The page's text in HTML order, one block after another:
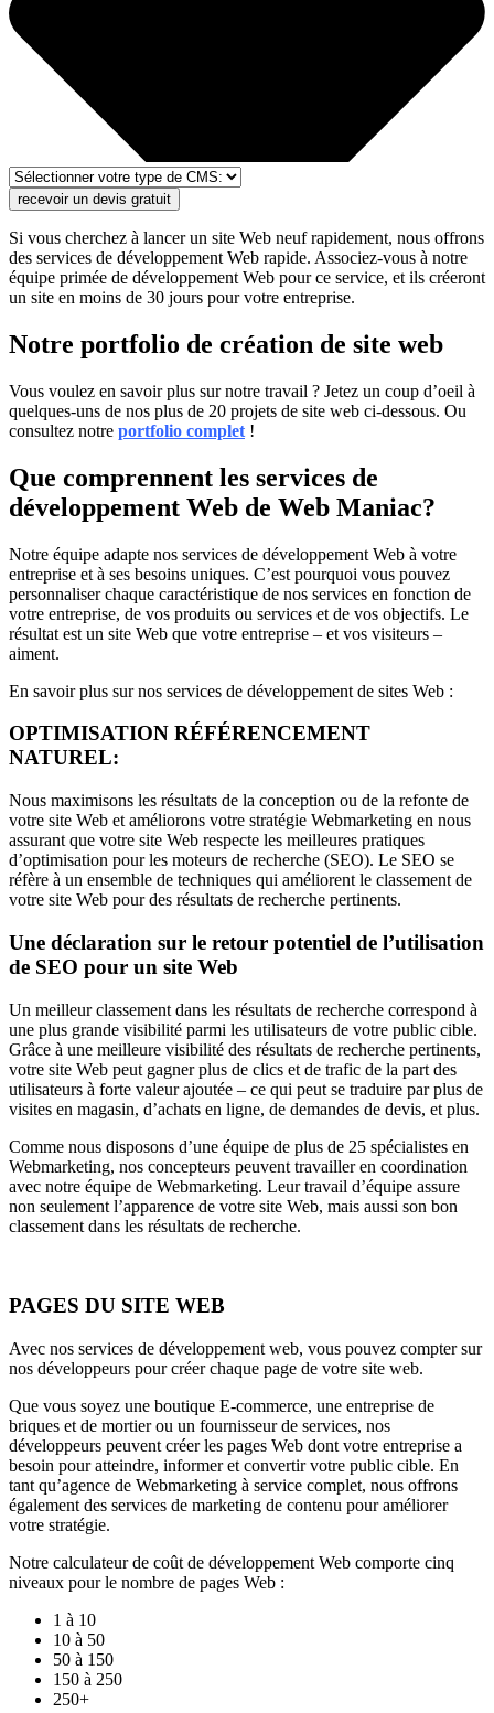
recevoir un devis gratuit
Si vous cherchez à lancer un site Web neuf rapidement, nous offrons
des services de développement Web rapide. Associez-vous à notre
équipe primée de développement Web pour ce service, et ils créeront
un site en moins de 30 jours pour votre entreprise.
Notre portfolio de création de site web
Vous voulez en savoir plus sur notre travail ? Jetez un coup d’oeil à
quelques-uns de nos plus de 20 projets de site web ci-dessous. Ou
consultez notre portfolio complet !
Que comprennent les services de
développement Web de Web Maniac?
Notre équipe adapte nos services de développement Web à votre
entreprise et à ses besoins uniques. C’est pourquoi vous pouvez
personnaliser chaque caractéristique de nos services en fonction de
votre entreprise, de vos produits ou services et de vos objectifs. Le
résultat est un site Web que votre entreprise – et vos visiteurs –
aiment.
En savoir plus sur nos services de développement de sites Web :
OPTIMISATION RÉFÉRENCEMENT
NATUREL:
Nous maximisons les résultats de la conception ou de la refonte de
votre site Web et améliorons votre stratégie Webmarketing en nous
assurant que votre site Web respecte les meilleures pratiques
d’optimisation pour les moteurs de recherche (SEO). Le SEO se
réfère à un ensemble de techniques qui améliorent le classement de
votre site Web pour des résultats de recherche pertinents.
Une déclaration sur le retour potentiel de l’utilisation
de SEO pour un site Web
Un meilleur classement dans les résultats de recherche correspond à
une plus grande visibilité parmi les utilisateurs de votre public cible.
Grâce à une meilleure visibilité des résultats de recherche pertinents,
votre site Web peut gagner plus de clics et de trafic de la part des
utilisateurs à forte valeur ajoutée – ce qui peut se traduire par plus de
visites en magasin, d’achats en ligne, de demandes de devis, et plus.
Comme nous disposons d’une équipe de plus de 25 spécialistes en
Webmarketing, nos concepteurs peuvent travailler en coordination
avec notre équipe de Webmarketing. Leur travail d’équipe assure
non seulement l’apparence de votre site Web, mais aussi son bon
classement dans les résultats de recherche.
PAGES DU SITE WEB
Avec nos services de développement web, vous pouvez compter sur
nos développeurs pour créer chaque page de votre site web.
Que vous soyez une boutique E-commerce, une entreprise de
briques et de mortier ou un fournisseur de services, nos
développeurs peuvent créer les pages Web dont votre entreprise a
besoin pour atteindre, informer et convertir votre public cible. En
tant qu’agence de Webmarketing à service complet, nous offrons
également des services de marketing de contenu pour améliorer
votre stratégie.
Notre calculateur de coût de développement Web comporte cinq
niveaux pour le nombre de pages Web :
1 à 10
10 à 50
50 à 150
150 à 250
250+